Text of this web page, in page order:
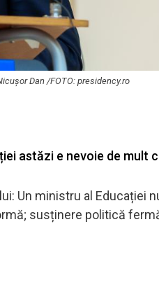
Dan /FOTO: presidency.ro
astăzi e nevoie de mult
Un ministru al Educației
susținere politică